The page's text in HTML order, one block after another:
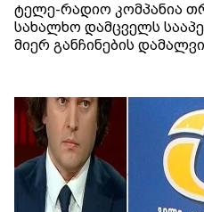
ტელე-რადიო კომპანია
სახალხო დამცველს
მიერ განჩინების